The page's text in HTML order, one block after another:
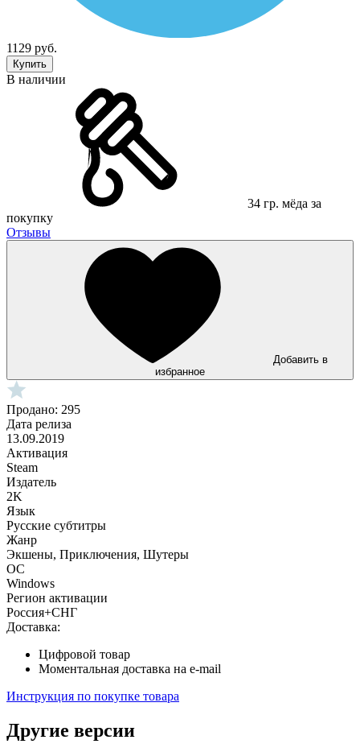
1129 руб.
Купить
В наличии
34 гр. мёда за
покупку
Отзывы
Добавить в
избранное
Продано: 295
Дата релиза
13.09.2019
Активация
Steam
Издатель
2K
Язык
Русские субтитры
Жанр
Экшены, Приключения, Шутеры
ОС
Windows
Регион активации
Россия+СНГ
Доставка:
Цифровой товар
Моментальная доставка на e-mail
Инструкция по покупке товара
Другие версии